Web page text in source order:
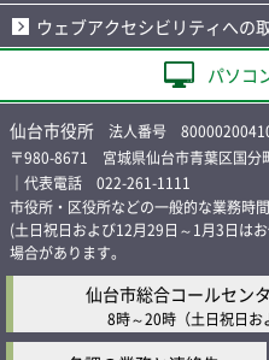
ウェブアクセシビリティへの
パソコ
仙台市役所 法人番号
〒980-8671 宮城県仙台市青葉区国分
｜代表電話 022-261-1111
市役所・区役所などの一般的な業務時
(土日祝日および12月29日～1月3日は
場合があります。
仙台市総合コールセン
8時～20時 （土日祝日